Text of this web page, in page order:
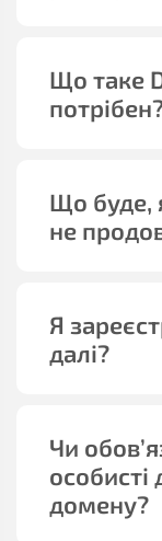
Що таке
Що буде,
не
Я
далі?
Чи
особисті
домену?